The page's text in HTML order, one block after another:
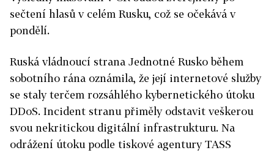
sečtení hlasů v celém Rusku, což se očekává v
pondělí.
Ruská vládnoucí strana Jednotné Rusko během
sobotního rána oznámila, že její internetové služby
se staly terčem rozsáhlého kybernetického útoku
DDoS. Incident stranu přiměly odstavit veškerou
svou nekritickou digitální infrastrukturu. Na
odrážení útoku podle tiskové agentury TASS